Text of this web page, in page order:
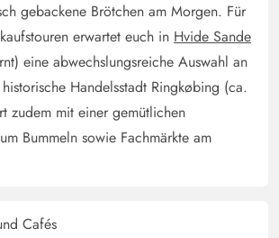
gebackene Brötchen am Morgen. Für
erwartet euch in Hvide Sande
eine abwechslungsreiche Auswahl an
Handelsstadt Ringkøbing (ca.
zudem mit einer gemütlichen
Bummeln sowie Fachmärkte am
Cafés